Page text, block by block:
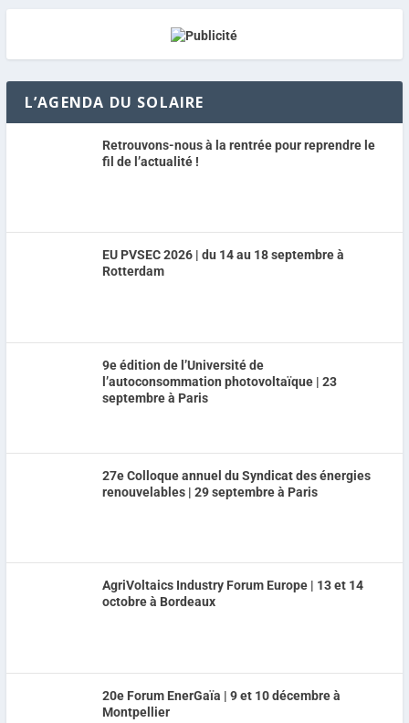
L’AGENDA DU SOLAIRE
Retrouvons-nous à la rentrée pour reprendre le
fil de l’actualité !
EU PVSEC 2026 | du 14 au 18 septembre à
Rotterdam
9e édition de l’Université de
l’autoconsommation photovoltaïque | 23
septembre à Paris
27e Colloque annuel du Syndicat des énergies
renouvelables | 29 septembre à Paris
AgriVoltaics Industry Forum Europe | 13 et 14
octobre à Bordeaux
20e Forum EnerGaïa | 9 et 10 décembre à
Montpellier